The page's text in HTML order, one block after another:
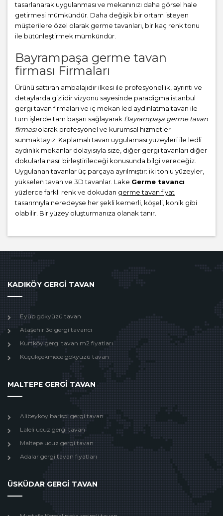
tasarlanarak uygulanması ve mekanınızı daha görsel hale
getirmesi mümkündür. Daha değişik bir ortam isteyen
müşterilere özel olarak germe tavanları, bir kaç renk tonu
ile bütünleştirmek mümkündür.
Bayrampaşa germe tavan
firması Firmaları
Ürünü sattıran ambalajıdır ilkesi ile profesyonellik, ayrıntı ve
detaylarda gizlidir vizyonu sayesinde paradigma istanbul
gergi tavan firmaları ve iç mekan led aydınlatma tavan ile
tüm işlerde tam başarı sağlayarak Bayrampaşa germe tavan
firmasıolarak profesyonel ve kurumsal hizmetler
sunmaktayız. Kaplamalı tavan uygulaması yüzeyleri ile ledli
aydınlık mekanlar dolayısıyla size, diğer gergi tavanları diğer
dokularla nasıl birleştirileceği konusunda bilgi vereceğiz.
Uygulanan tavanlar üç parçaya ayrılmıştır: iki tonlu yüzeyler,
yükselen tavan ve 3D tavanlar. Lake Germe tavancı
yüzlerce farklı renk ve dokudan germe tavan fiyat
tasarımıyla neredeyse her şekli kemerli, köşeli, konik gibi
olabilir. Bir yüzey oluşturmanıza olanak tanır.
KADIKÖY GERGİ TAVAN
Eyüp gökyüzü tavan
Ataşehir 3d gergi tavancı
Kurtköy gergi tavan m2 fiyatları
Küçükçekmece gökyüzü tavan
MALTEPE GERGİ TAVAN
Alibeykoy barisol gergi tavan
Laleli ucuz gergi tavan
Maltepe ucuz gergi tavan
Adalar gergi tavan fiyatları
ÜSKÜDAR GERGİ TAVAN